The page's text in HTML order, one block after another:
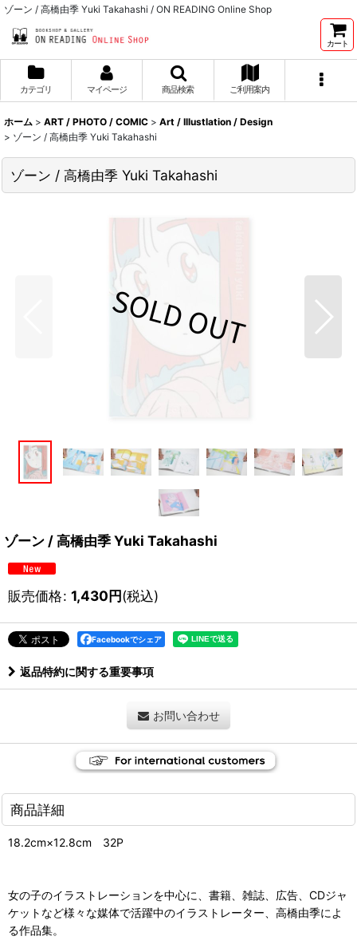
ゾーン / 高橋由季 Yuki Takahashi / ON READING Online Shop
カート
カテゴリ マイページ 商品検索 ご利用案内
ホーム > ART / PHOTO / COMIC > Art / Illustlation / Design
> ゾーン / 高橋由季 Yuki Takahashi
ゾーン / 高橋由季 Yuki Takahashi
ゾーン / 高橋由季 Yuki Takahashi
販売価格: 1,430円(税込)
Facebookでシェア
返品特約に関する重要事項
お問い合わせ
商品詳細
18.2cm×12.8cm 32P
女の子のイラストレーションを中心に、書籍、雑誌、広告、CDジャ
ケットなど様々な媒体で活躍中のイラストレーター、高橋由季によ
る作品集。